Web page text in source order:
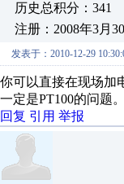
历史总积分：341
注册：2008年3月
发表于：2010-12-29
你可以直接在现场加
一定是PT100的问题
回复 引用 举报